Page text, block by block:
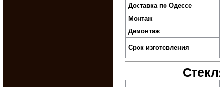
Доставка по Одессе
Монтаж
Демонтаж
Срок изготовления